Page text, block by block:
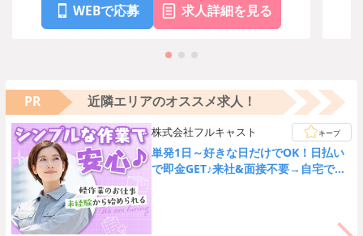
WEBで応募 求人詳細を見る
PR 近隣エリアのオススメ求人！
株式会社フルキャスト キープ
単発1日～好きな日だけでOK！日払い
で即金GET♪来社&面接不要→自宅でカ